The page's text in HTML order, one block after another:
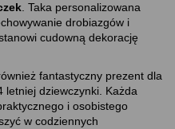
. Taka personalizowana
drobiazgów i
cudowną dekorację
fantastyczny prezent dla
letniej dziewczynki. Każda
i osobistego
w codziennych